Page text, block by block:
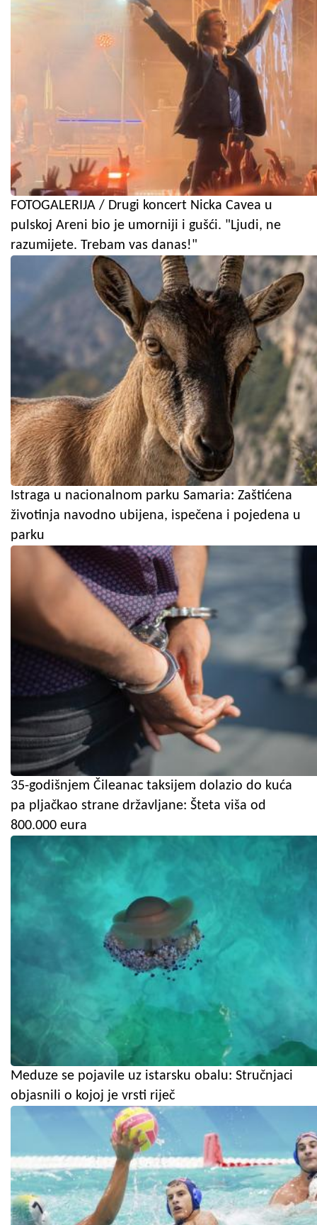
FOTOGALERIJA / Drugi koncert Nicka Cavea u
pulskoj Areni bio je umorniji i gušći. "Ljudi, ne
razumijete. Trebam vas danas!"
Istraga u nacionalnom parku Samaria: Zaštićena
životinja navodno ubijena, ispečena i pojedena u
parku
35-godišnjem Čileanac taksijem dolazio do kuća
pa pljačkao strane državljane: Šteta viša od
800.000 eura
Meduze se pojavile uz istarsku obalu: Stručnjaci
objasnili o kojoj je vrsti riječ